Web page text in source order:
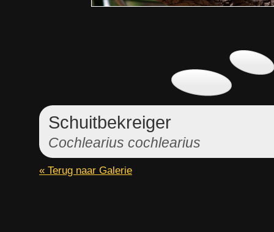
Schuitbekreiger
Cochlearius cochlearius
« Terug naar Galerie